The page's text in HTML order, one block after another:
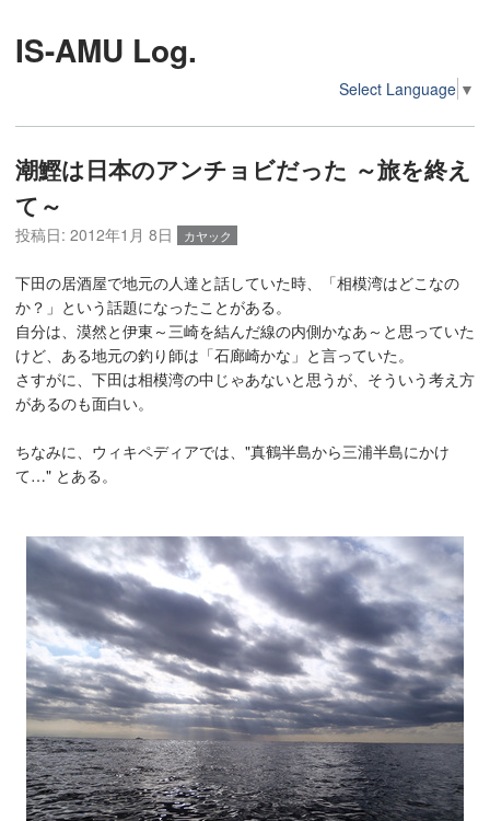
IS-AMU Log.
Select Language ▼
潮鰹は日本のアンチョビだった ～旅を終え
て～
投稿日: 2012年1月 8日 カヤック
下田の居酒屋で地元の人達と話していた時、「相模湾はどこなの
か？」という話題になったことがある。
自分は、漠然と伊東～三崎を結んだ線の内側かなあ～と思っていた
けど、ある地元の釣り師は「石廊崎かな」と言っていた。
さすがに、下田は相模湾の中じゃあないと思うが、そういう考え方
があるのも面白い。
ちなみに、ウィキペディアでは、"真鶴半島から三浦半島にかけ
て…" とある。